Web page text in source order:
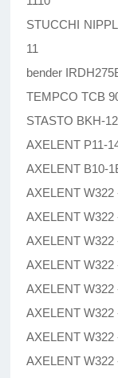
STUCCHI
11
bender
TEMPCO TCB
STASTO BKH-
AXELENT P11-
AXELENT B10-
AXELENT W322
AXELENT W322
AXELENT W322
AXELENT W322
AXELENT W322
AXELENT W322
AXELENT W322
AXELENT W322